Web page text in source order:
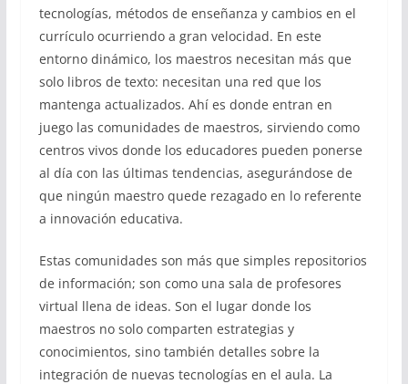
tecnologías, métodos de enseñanza y cambios en el
currículo ocurriendo a gran velocidad. En este
entorno dinámico, los maestros necesitan más que
solo libros de texto: necesitan una red que los
mantenga actualizados. Ahí es donde entran en
juego las comunidades de maestros, sirviendo como
centros vivos donde los educadores pueden ponerse
al día con las últimas tendencias, asegurándose de
que ningún maestro quede rezagado en lo referente
a innovación educativa.
Estas comunidades son más que simples repositorios
de información; son como una sala de profesores
virtual llena de ideas. Son el lugar donde los
maestros no solo comparten estrategias y
conocimientos, sino también detalles sobre la
integración de nuevas tecnologías en el aula. La